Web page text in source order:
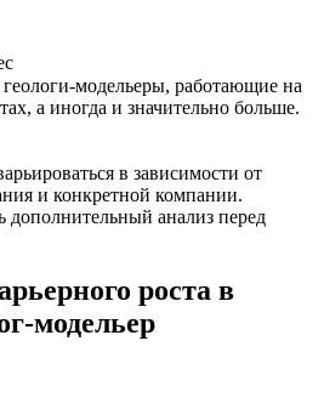
модельеры, работающие на
а иногда и значительно больше.
в зависимости от
и конкретной компании.
дополнительный анализ перед
роста в
модельер